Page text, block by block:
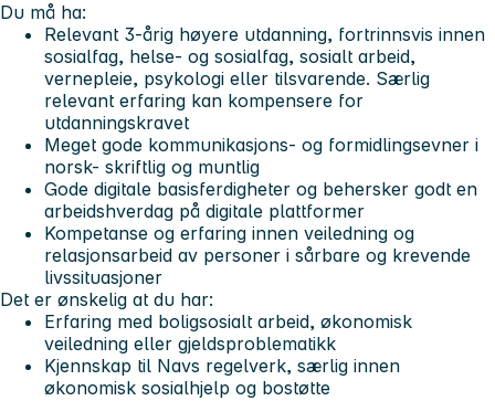
Du må ha:
Relevant 3-årig høyere utdanning, fortrinnsvis innen
sosialfag, helse- og sosialfag, sosialt arbeid,
vernepleie, psykologi eller tilsvarende. Særlig
relevant erfaring kan kompensere for
utdanningskravet
Meget gode kommunikasjons- og formidlingsevner i
norsk- skriftlig og muntlig
Gode digitale basisferdigheter og behersker godt en
arbeidshverdag på digitale plattformer
Kompetanse og erfaring innen veiledning og
relasjonsarbeid av personer i sårbare og krevende
livssituasjoner
Det er ønskelig at du har:
Erfaring med boligsosialt arbeid, økonomisk
veiledning eller gjeldsproblematikk
Kjennskap til Navs regelverk, særlig innen
økonomisk sosialhjelp og bostøtte